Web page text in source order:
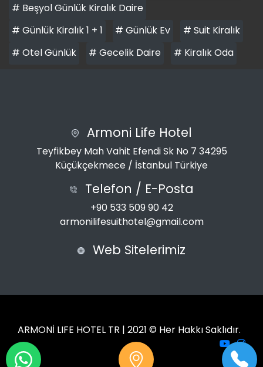
# Beşyol Günlük Kiralık Daire
# Günlük Kiralık 1 + 1
# Günlük Ev
# Suit Kiralık
# Otel Günlük
# Gecelik Daire # Kiralık Oda
Armoni Life Hotel
Teyfikbey Mah Vahit Efendi Sk No 7 34295
Küçükçekmece / İstanbul Türkiye
Telefon / E-Posta
+90 533 509 90 42
armonilifesuithotel@gmail.com
Web Sitelerimiz
ARMONİ LIFE HOTEL TR | 2021 © Her Hakkı Saklıdır.